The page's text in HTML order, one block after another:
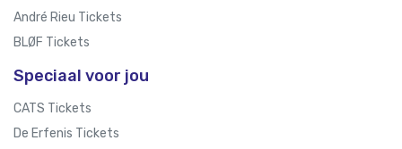
André Rieu Tickets
BLØF Tickets
Speciaal voor jou
CATS Tickets
De Erfenis Tickets